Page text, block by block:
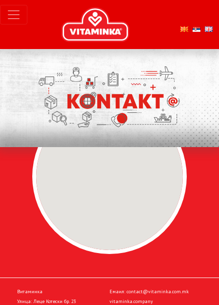
Витаминка
Улица: Леце Котески бр. 23
Емаил: contact@vitaminka.com.mk
vitaminka.company